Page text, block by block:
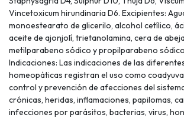
Vincetoxicum hirundinaria D6. Excipientes:
monoestearato de glicerilo, alcohol cetílico,
aceite de ajonjolí, trietanolamina, cera de
metilparabeno sódico y propilparabeno
Indicaciones: Las indicaciones de las
homeopáticas registran el uso como
control y prevención de afecciones del
crónicas, heridas, inflamaciones, papilomas,
infecciones por parásitos, bacterias, virus,